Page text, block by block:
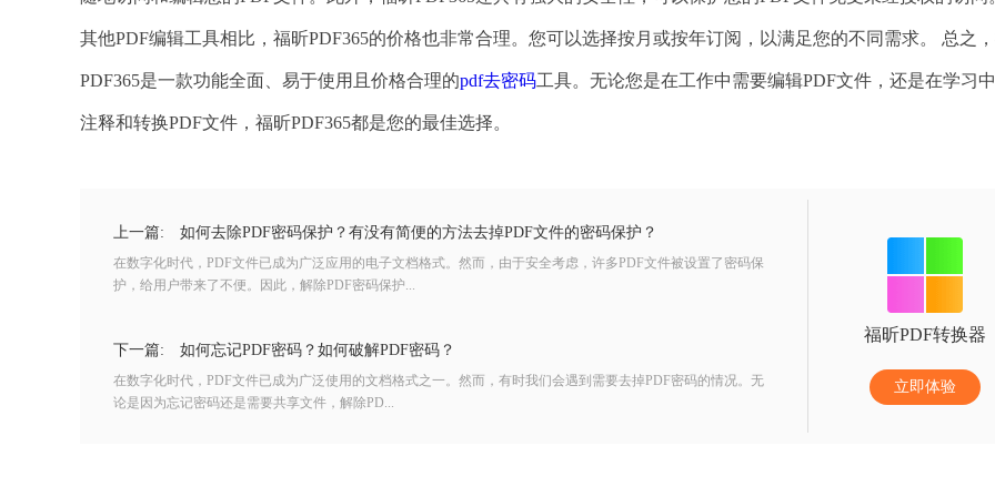
其他PDF编辑工具相比，福昕PDF365的价格也非常合理。您可以选择按月或按年订阅，以满足您的不同需求。 总之
PDF365是一款功能全面、易于使用且价格合理的pdf去密码工具。无论您是在工作中需要编辑PDF文件，还是在学习
注释和转换PDF文件，福昕PDF365都是您的最佳选择。
上一篇: 如何去除PDF密码保护？有没有简便的方法去掉PDF文件的密码保护？
在数字化时代，PDF文件已成为广泛应用的电子文档格式。然而，由于安全考虑，许多PDF文件被设置了密码保
护，给用户带来了不便。因此，解除PDF密码保护...
下一篇: 如何忘记PDF密码？如何破解PDF密码？
在数字化时代，PDF文件已成为广泛使用的文档格式之一。然而，有时我们会遇到需要去掉PDF密码的情况。无
论是因为忘记密码还是需要共享文件，解除PD...
福昕PDF转换器
立即体验